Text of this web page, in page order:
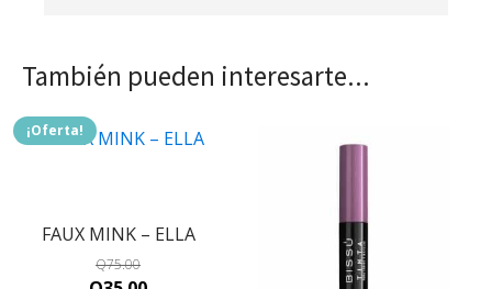
También pueden interesarte...
¡Oferta!
FAUX MINK – ELLA
Q75.00